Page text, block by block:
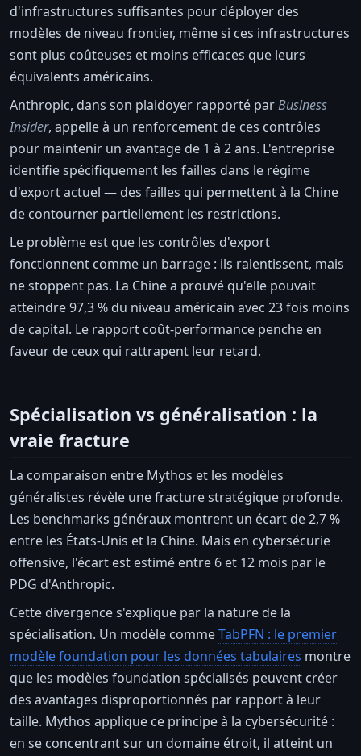
d'infrastructures suffisantes pour déployer des
modèles de niveau frontier, même si ces infrastructures
sont plus coûteuses et moins efficaces que leurs
équivalents américains.
Anthropic, dans son plaidoyer rapporté parBusiness
Insider, appelle à un renforcement de ces contrôles
pour maintenir un avantage de 1 à 2 ans. L'entreprise
identifie spécifiquement les failles dans le régime
d'export actuel — des failles qui permettent à la Chine
de contourner partiellement les restrictions.
Le problème est que les contrôles d'export
fonctionnent comme un barrage : ils ralentissent, mais
ne stoppent pas. La Chine a prouvé qu'elle pouvait
atteindre 97,3 % du niveau américain avec 23 fois moins
de capital. Le rapport coût-performance penche en
faveur de ceux qui rattrapent leur retard.
Spécialisation vs généralisation : la
vraie fracture
La comparaison entre Mythos et les modèles
généralistes révèle une fracture stratégique profonde.
Les benchmarks généraux montrent un écart de 2,7 %
entre les États-Unis et la Chine. Mais en cybersécurie
offensive, l'écart est estimé entre 6 et 12 mois par le
PDG d'Anthropic.
Cette divergence s'explique par la nature de la
spécialisation. Un modèle commeTabPFN : le premier
modèle foundation pour les données tabulaires montre
que les modèles foundation spécialisés peuvent créer
des avantages disproportionnés par rapport à leur
taille. Mythos applique ce principe à la cybersécurité :
en se concentrant sur un domaine étroit, il atteint un